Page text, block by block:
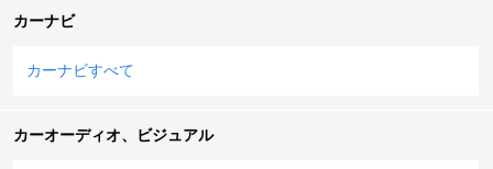
カーナビ
カーナビすべて
カーオーディオ、ビジュアル